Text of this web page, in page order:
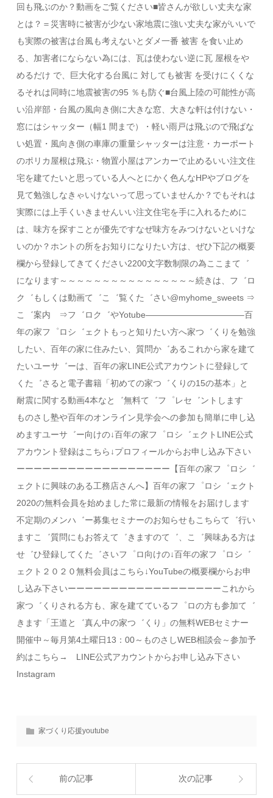
回も飛ぶのか？動画をご覧ください■皆さんが欲しい丈夫な家
とは？＝災害時に被害が少ない家地震に強い丈夫な家がいいで
も実際の被害は台風も考えないとダメ一番 被害 を食い止め
る、加害者にならない為には、瓦は使わない逆に瓦 屋根をや
めるだけ で、巨大化する台風に 対しても被害 を受けにくくな
るそれは同時に地震被害の95 ％も防ぐ■台風上陸の可能性が高
い沿岸部・台風の風向き側に大きな窓、大きな軒は付けない・
窓にはシャッター（幅1 間まで）・軽い雨戸は飛ぶので飛ばな
い処置・風向き側の車庫の重量シャッターは注意・カーポート
のポリカ屋根は飛ぶ・物置小屋はアンカーで止めるいい注文住
宅を建てたいと思っている人へとにかく色んなHPやブログを
見て勉強しなきゃいけないって思っていませんか？でもそれは
実際には上手くいきませんいい注文住宅を手に入れるために
は、味方を探すことが優先ですなぜ味方をみつけないといけな
いのか？ホントの所をお知りになりたい方は、ぜひ下記の概要
欄から登録してきてください2200文字数制限の為ここまて゛
になります～～～～～～～～～～～～～～～～続きは、フ゛ロ
ク゛もしくは動画て゛こ゛覧くた゛さい@myhome_sweets ⇒
こ゛案内 ⇒フ゛ロク゛やYotube———————————–百
年の家フ゜ロシ゛ェクトもっと知りたい方へ家つ゛くりを勉強
したい、百年の家に住みたい、質問か゛あるこれから家を建て
たいユーサ゛ーは、百年の家LINE公式アカウントに登録して
くた゛さると電子書籍「初めての家つ゛くりの15の基本」と
耐震に関する動画4本なと゛無料て゛フ゜レセ゛ントします
ものさし塾や百年のオンライン見学会への参加も簡単に申し込
めますユーサ゛ー向けの↓百年の家フ゜ロシ゛ェクトLINE公式
アカウント登録はこちら↓プロフィールからお申し込み下さい
ーーーーーーーーーーーーーーーーーー【百年の家フ゜ロシ゛
ェクトに興味のある工務店さんへ】百年の家フ゜ロシ゛ェクト
2020の無料会員を始めました常に最新の情報をお届けします
不定期のメンハ゛ー募集セミナーのお知らせもこちらて゛行い
ますこ゛質問にもお答えて゛きますのて゛、こ゛興味ある方は
せ゛ひ登録してくた゛さいフ゜ロ向けの↓百年の家フ゜ロシ゛
ェクト２０２０無料会員はこちら↓YouTubeの概要欄からお申
し込み下さいーーーーーーーーーーーーーーーーーーこれから
家つ゛くりされる方も、家を建てているフ゜ロの方も参加て゛
きます「王道と゛真ん中の家つ゛くり」の無料WEBセミナー
開催中～毎月第4土曜日13：00～ものさしWEB相談会～参加予
約はこちら→ LINE公式アカウントからお申し込み下さい
Instagram
家づくり応援youtube
前の記事 次の記事